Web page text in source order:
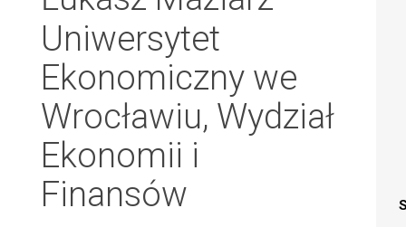
Uniwersytet
Ekonomiczny we
Wrocławiu, Wydział
Ekonomii i
Finansów